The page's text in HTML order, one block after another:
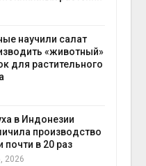
Изменение климата
меняет ареалы бабочек
по всему миру
В Австралии снизят
стоимость установки
солнечных панелей для
бизнеса